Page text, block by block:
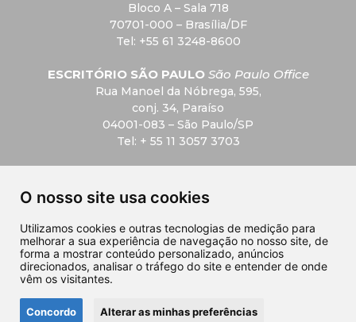
O nosso site usa cookies
Utilizamos cookies e outras tecnologias de medição para
melhorar a sua experiência de navegação no nosso site, de
forma a mostrar conteúdo personalizado, anúncios
direcionados, analisar o tráfego do site e entender de onde
vêm os visitantes.
Concordo Alterar as minhas preferências
Bloco A – Sala 718
70701-000 – Brasília/DF
Tel: +55 61 3248-8600
ESCRITÓRIO SÃO PAULO São Paulo Office
Rua Manoel da Nóbrega, 595,
conj. 34, Paraíso
04001-083 – São Paulo/SP
Tel: + 55 11 3057 3703
F.A.Q
Contato